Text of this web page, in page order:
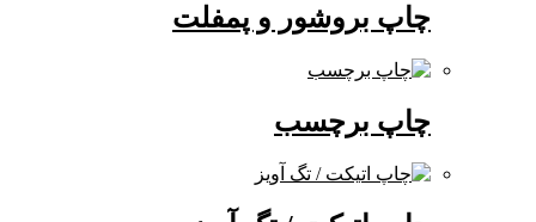
چاپ بروشور و پمفلت
چاپ برچسب